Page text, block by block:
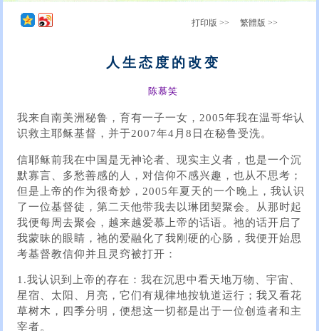
打印版 >> 繁體版 >>
人生态度的改变
陈慕笑
我来自南美洲秘鲁，育有一子一女，2005年我在温哥华认
识救主耶稣基督，并于2007年4月8日在秘鲁受洗。
信耶稣前我在中国是无神论者、现实主义者，也是一个沉
默寡言、多愁善感的人，对信仰不感兴趣，也从不思考；
但是上帝的作为很奇妙，2005年夏天的一个晚上，我认识
了一位基督徒，第二天他带我去以琳团契聚会。从那时起
我便每周去聚会，越来越爱慕上帝的话语。祂的话开启了
我蒙昧的眼睛，祂的爱融化了我刚硬的心肠，我便开始思
考基督教信仰并且灵窍被打开：
1.我认识到上帝的存在：我在沉思中看天地万物、宇宙、
星宿、太阳、月亮，它们有规律地按轨道运行；我又看花
草树木，四季分明，便想这一切都是出于一位创造者和主
宰者。